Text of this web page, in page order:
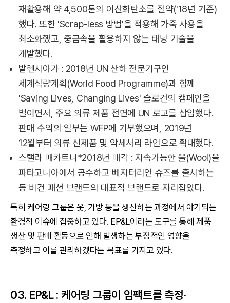
재활용해 약 4,500톤의 이산화탄소를 절약('18년 기준)
했다. 또한 'Scrap-less 방법'을 적용해 가죽 사용을
최소화했고, 중금속을 활용하지 않는 태닝 기술을
개발했다.
발렌시아가 : 2018년 UN 산하 전문기구인
세계식량계획(World Food Programme)과 함께
'Saving Lives, Changing Lives' 슬로건의 캠페인을
벌이면서, 주요 의류 제품 전면에 UN 로고를 삽입했다.
판매 수익의 일부는 WFP에 기부했으며, 2019년
12월부터 의류 신제품 및 악세서리 라인으로 확대했다.
스탤라 매카트니*2018년 매각 : 지속가능한 울(Wool)을
파타고니아에서 공수하고 베지터리언 슈즈를 출시하는
등 비건 패션 브랜드의 대표적 브랜드로 자리잡았다.
특히 케어링 그룹은 옷, 가방 등을 생산하는 과정에서 야기되는
환경적 이슈에 집중하고 있다. EP&L이라는 도구를 통해 제품
생산 및 판매 활동으로 인해 발생하는 부정적인 영향을
측정하고 이를 관리하겠다는 목표를 가지고 있다.
03. EP&L : 케어링 그룹이 임팩트를 측정·